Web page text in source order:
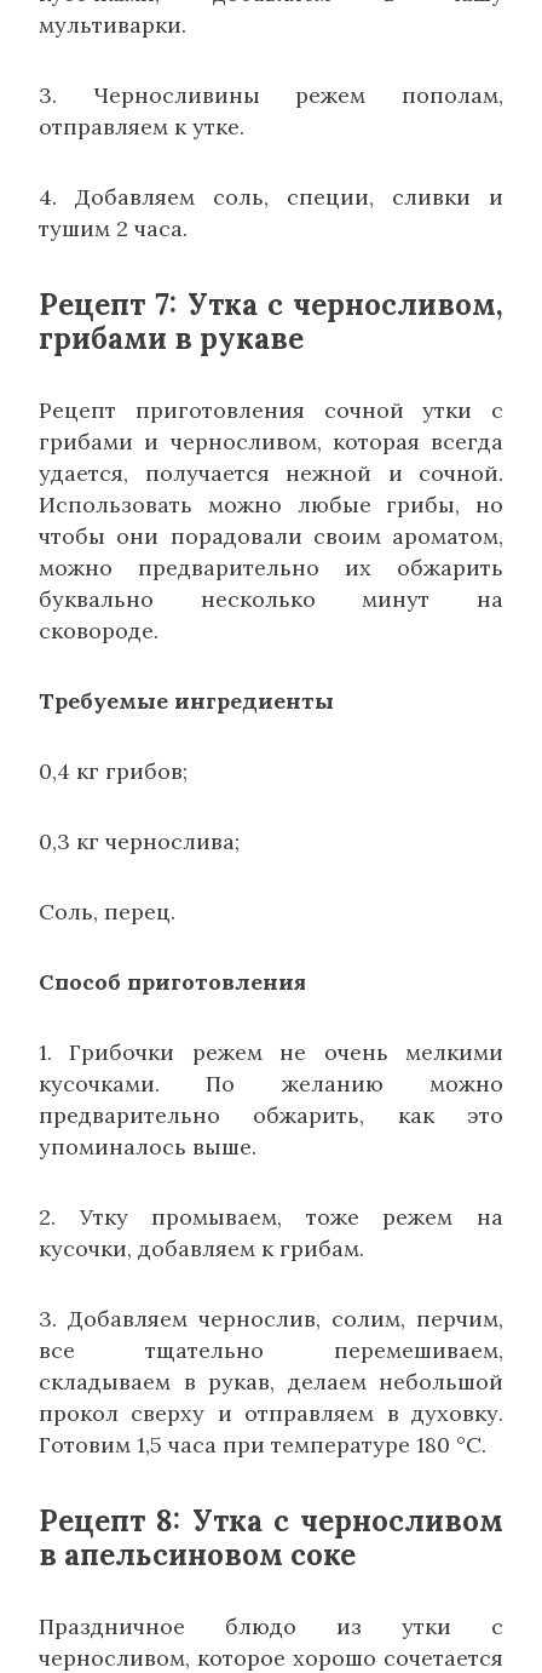
мультиварки.
3. Черносливины режем пополам,
отправляем к утке.
4. Добавляем соль, специи, сливки и
тушим 2 часа.
Рецепт 7: Утка с черносливом,
грибами в рукаве
Рецепт приготовления сочной утки с
грибами и черносливом, которая всегда
удается, получается нежной и сочной.
Использовать можно любые грибы, но
чтобы они порадовали своим ароматом,
можно предварительно их обжарить
буквально несколько минут на
сковороде.
Требуемые ингредиенты
0,4 кг грибов;
0,3 кг чернослива;
Соль, перец.
Способ приготовления
1. Грибочки режем не очень мелкими
кусочками. По желанию можно
предварительно обжарить, как это
упоминалось выше.
2. Утку промываем, тоже режем на
кусочки, добавляем к грибам.
3. Добавляем чернослив, солим, перчим,
все тщательно перемешиваем,
складываем в рукав, делаем небольшой
прокол сверху и отправляем в духовку.
Готовим 1,5 часа при температуре 180 °C.
Рецепт 8: Утка с черносливом
в апельсиновом соке
Праздничное блюдо из утки с
черносливом, которое хорошо сочетается